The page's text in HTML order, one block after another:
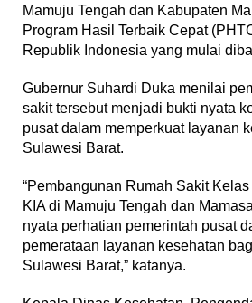
Mamuju Tengah dan Kabupaten
Program Hasil Terbaik Cepat
Republik Indonesia yang mulai
Gubernur Suhardi Duka menilai
sakit tersebut menjadi bukti nyata
pusat dalam memperkuat layanan
Sulawesi Barat.
“Pembangunan Rumah Sakit
KIA di Mamuju Tengah dan
nyata perhatian pemerintah pusat
pemerataan layanan kesehatan
Sulawesi Barat,” katanya.